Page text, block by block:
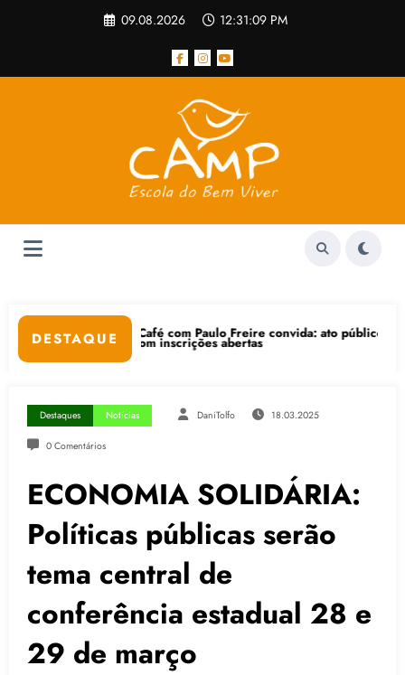
09.08.2026 12:31:10 PM
DESTAQUE
inscrições abertas
com Paulo Freire convida: ato público e pedagógica na sexta-feira
Destaques Notícias DaniTolfo 18.03.2025
0 Comentários
ECONOMIA SOLIDÁRIA:
Políticas públicas serão
tema central de
conferência estadual 28 e
29 de março